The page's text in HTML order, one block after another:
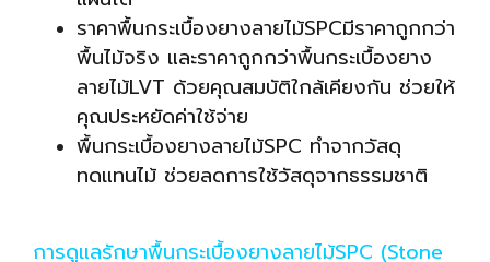
ราคาพื้นกระเบื้องยางลายไม้SPCมีราคาถูกกว่า
พื้นไม้จริง และราคาถูกกว่าพื้นกระเบื้องยาง
ลายไม้LVT ด้วยคุณสมบัติใกล้เคียงกัน ช่วยให้
คุณประหยัดค่าใช้จ่าย
พื้นกระเบื้องยางลายไม้SPC ทำจากวัสดุ
ทดแทนไม้ ช่วยลดการใช้วัสดุจากธรรมชาติ
การดูแลรักษาพื้นกระเบื้องยางลายไม้SPC (Stone